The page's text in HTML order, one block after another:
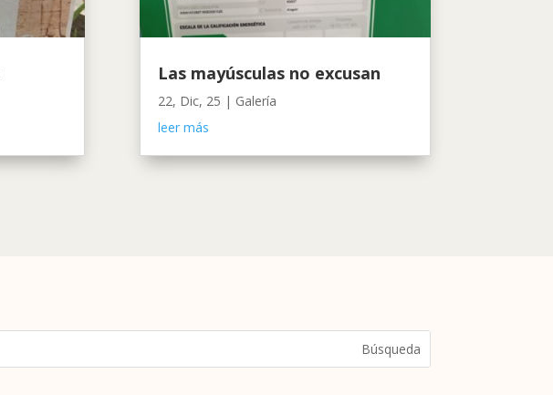
Las mayúsculas no excusan
22, Dic, 25 | Galería
leer más